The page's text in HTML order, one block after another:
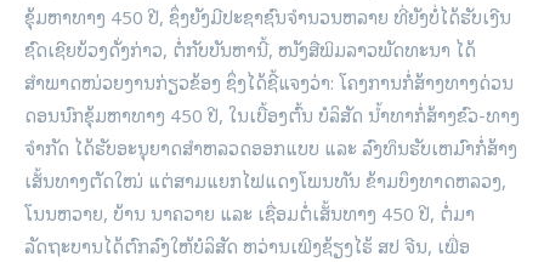
ຂຸ້ມ​ຫາ​ທາງ 450 ປີ, ຊຶ່ງ​ຍັງ​ມີ​ປະຊາຊົນ​ຈຳນວນ​ຫລາຍ ທີ່​ຍັງ​ບໍ່​ໄດ້​ຮັບ​ເງີ​ນ
ຊົດ​​ເຊີຍ​ບ້ວງ​ດັ່ງກ່າວ, ຕໍ່ກັບ​ບັນຫາ​ນີ້, ໜັງສື​ພິມ​ລາວ​ພັດທະນາ ​ໄດ້
ສຳພາດໜ່ວຍງານ​ກ່ຽວຂ້ອງ ຊຶ່ງ​ໄດ້​ຊີ້​ແຈງ​ວ່າ: ​ໂຄງການ​ກໍ່ສ້າງ​ທາງ​ດ່ວນ​
ດອນ​ນົກ​ຂຸ້ມ​ຫາ​ທາງ 450 ປີ, ​ໃນ​ເບື້ອງຕົ້ນ ບໍລິສັດ ນ້ຳທາກໍ່ສ້າງ​ຂົວ-ທາງ
ຈຳກັດ ​ໄດ້​ຮັບ​ອະນຸຍາດ​ສຳ​ຫລວດ​ອອກ​ແບບ ​ແລະ ລົງທຶນ​ຮັບ​ເຫມົາ​ກໍ່ສ້າງ​
ເສັ້ນທາງ​ຕັດ​ໃໝ່ ​ແຕ່​ສາມ​ແຍກ​ໄຟ​ແດງ​ໂພນ​ທັນ ຂ້າມ​ບຶງ​ທາດຫລວງ, ​
ໂນນ​ຫວາຍ, ບ້ານ ນາ​ຄວາຍ ​ແລະ ​ເຊື່ອມ​ຕໍ່​ເສັ້ນທາງ 450 ​ປີ, ຕໍ່ມາ
ລັດຖະບານ​ໄດ້​ຕົກລົງ​ໃຫ້​ບໍລິສັດ ຫວ່ານ​ເພີງ​ຊ້ຽງ​ໄຮ້ ສປ ຈີນ, ​ເພື່ອ​